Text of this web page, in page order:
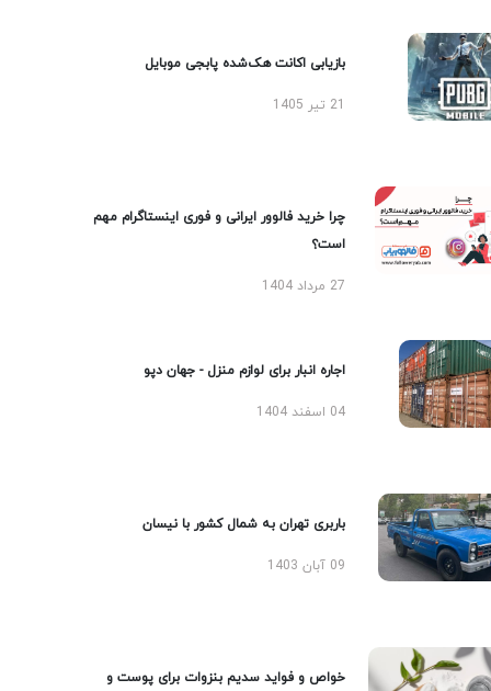
بازیابی اکانت هک‌شده پابجی موبایل
چرا خرید فالوور ایرانی و فوری اینستاگرام مهم
است؟
27 مرداد 1404
اجاره انبار برای لوازم منزل - جهان دپو
04 اسفند 1404
باربری تهران به شمال کشور با نیسان
09 آبان 1403
خواص و فواید سدیم بنزوات برای پوست و